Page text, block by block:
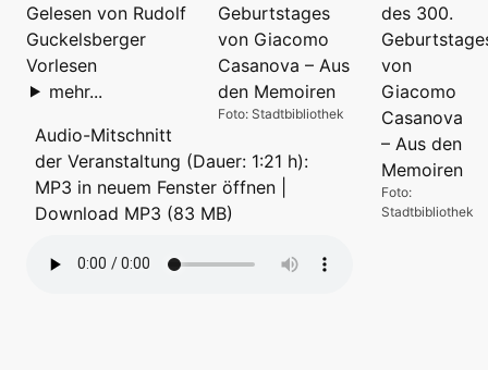
Foto:
Stadtbibliothek
Foto: Stadtbibliothek
Gelesen von Rudolf
Guckelsberger
Vorlesen
mehr...
Audio-Mitschnitt
der Veranstaltung (Dauer: 1:21 h):
MP3 in neuem Fenster öffnen
Download MP3 (83 MB)